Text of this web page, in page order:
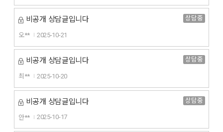
비공개 상담글입니다 상담중
오** 2025-10-21
비공개 상담글입니다 상담중
최** 2025-10-20
비공개 상담글입니다 상담중
안** 2025-10-17